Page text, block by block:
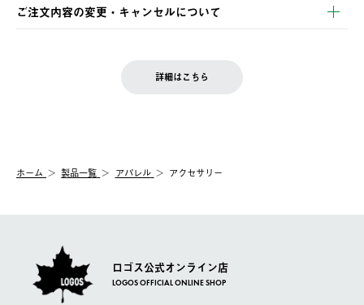
土日祝の発送はございませんので、木曜日以降のご注文は週明け
の発送となる場合がございます。
【配送業者】
佐川急便にて配送されます。
お客様都合の返品にかかる送料は、お客様ご負担とさせていただ
一度お手元の商品を返品いただき、ご希望商品を再注文してくだ
ご注文内容の変更・キャンセルについて
LOGOS FAMILY会員の方は、会員マイページ内 購入履歴画面に
詳細はこちら
ホーム 製品一覧 アパレル アクセサリー
ロゴス公式オンライン店
LOGOS OFFICIAL ONLINE SHOP